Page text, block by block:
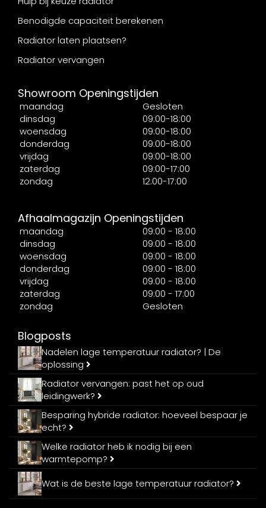
Benodigde capaciteit berekenen
Radiator laten plaatsen?
Radiator vervangen
Showroom Openingstijden
maandag
Gesloten
dinsdag
09:00-18:00
woensdag
09:00-18:00
donderdag
09:00-18:00
vrijdag
09:00-18:00
zaterdag
09:00-17:00
zondag
12:00-17:00
Afhaalmagazijn Openingstijden
maandag
09:00 - 18:00
dinsdag
09:00 - 18:00
woensdag
09:00 - 18:00
donderdag
09:00 - 18:00
vrijdag
09:00 - 18:00
zaterdag
09:00 - 17:00
zondag
Gesloten
Blogposts
Nadelen lage temperatuur radiator? | De
oplossing
Radiator vervangen: past het op oud
leidingwerk?
Besparing hybride radiator: hoeveel bespaar je
echt?
Welke radiator heb ik nodig bij een
warmtepomp?
Wat is de beste lage temperatuur radiator?